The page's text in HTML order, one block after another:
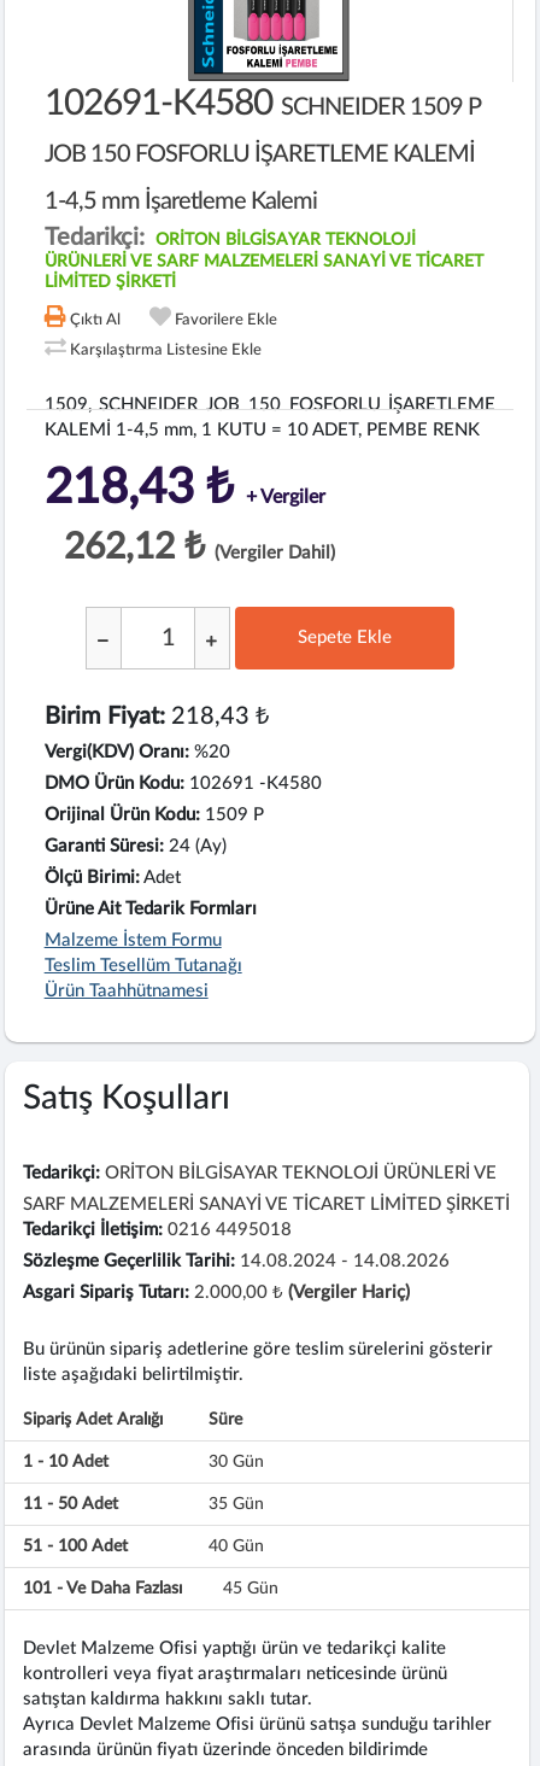
102691-K4580 SCHNEIDER 1509 P
JOB 150 FOSFORLU İŞARETLEME KALEMİ
1-4,5 mm İşaretleme Kalemi
Tedarikçi:
ORİTON BİLGİSAYAR TEKNOLOJİ
ÜRÜNLERİ VE SARF MALZEMELERİ SANAYİ VE TİCARET
LİMİTED ŞİRKETİ
Çıktı Al
Favorilere Ekle
Karşılaştırma Listesine Ekle
1509, SCHNEIDER JOB 150 FOSFORLU İŞARETLEME
KALEMİ 1-4,5 mm, 1 KUTU = 10 ADET, PEMBE RENK
218,43 ₺ + Vergiler
262,12 ₺ (Vergiler Dahil)
Sepete Ekle
Birim Fiyat:218,43 ₺
Vergi(KDV) Oranı: %20
DMO Ürün Kodu: 102691 -K4580
Orijinal Ürün Kodu: 1509 P
Garanti Süresi: 24 (Ay)
Ölçü Birimi: Adet
Ürüne Ait Tedarik Formları
Malzeme İstem Formu
Teslim Tesellüm Tutanağı
Ürün Taahhütnamesi
Satış Koşulları
Tedarikçi: ORİTON BİLGİSAYAR TEKNOLOJİ ÜRÜNLERİ VE
SARF MALZEMELERİ SANAYİ VE TİCARET LİMİTED ŞİRKETİ
Tedarikçi İletişim: 0216 4495018
Sözleşme Geçerlilik Tarihi: 14.08.2024 - 14.08.2026
Asgari Sipariş Tutarı: 2.000,00 ₺(Vergiler Hariç)
Bu ürünün sipariş adetlerine göre teslim sürelerini gösterir
liste aşağıdaki belirtilmiştir.
Sipariş Adet Aralığı Süre
1 - 10 Adet 30 Gün
11 - 50 Adet 35 Gün
51 - 100 Adet 40 Gün
101 - Ve Daha Fazlası 45 Gün
Devlet Malzeme Ofisi yaptığı ürün ve tedarikçi kalite
kontrolleri veya fiyat araştırmaları neticesinde ürünü
satıştan kaldırma hakkını saklı tutar.
Ayrıca Devlet Malzeme Ofisi ürünü satışa sunduğu tarihler
arasında ürünün fiyatı üzerinde önceden bildirimde